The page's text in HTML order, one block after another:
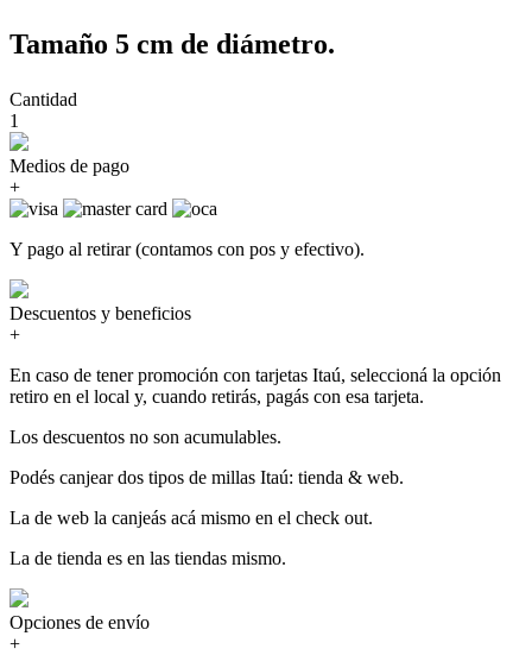
Tamaño 5 cm de diámetro.
Cantidad
1
Medios de pago
+
Y pago al retirar (contamos con pos y efectivo).
Descuentos y beneficios
+
En caso de tener promoción con tarjetas Itaú, seleccioná la opción
retiro en el local y, cuando retirás, pagás con esa tarjeta.
Los descuentos no son acumulables.
Podés canjear dos tipos de millas Itaú: tienda & web.
La de web la canjeás acá mismo en el check out.
La de tienda es en las tiendas mismo.
Opciones de envío
+